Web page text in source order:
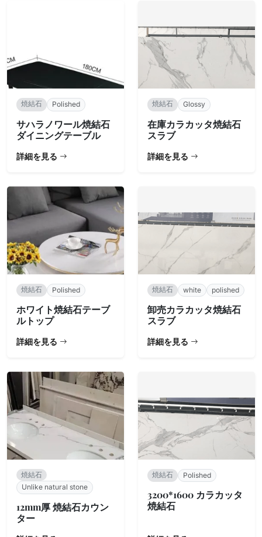
焼結石 Polished
サハラノワール焼結石
ダイニングテーブル
詳細を見る
焼結石 Glossy
在庫カラカッタ焼結石
スラブ
詳細を見る
焼結石 Polished
ホワイト焼結石テーブ
ルトップ
詳細を見る
焼結石 white polished
卸売カラカッタ焼結石
スラブ
詳細を見る
焼結石
Unlike natural stone
12mm厚 焼結石カウン
ター
焼結石 Polished
3200*1600 カラカッタ
焼結石